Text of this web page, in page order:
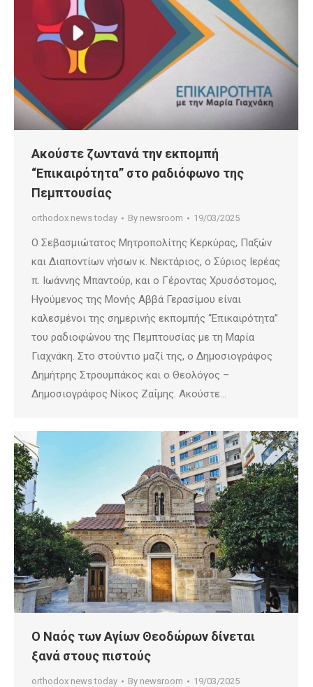
Ακούστε ζωντανά την εκπομπή
“Επικαιρότητα” στο ραδιόφωνο της
Πεμπτουσίας
orthodox news today By newsroom 19/03/2025
Ο Σεβασμιώτατος Μητροπολίτης Κερκύρας, Παξών
και Διαποντίων νήσων κ. Νεκτάριος, ο Σύριος Ιερέας
π. Ιωάννης Μπαντούρ, και ο Γέροντας Χρυσόστομος,
Ηγούμενος της Μονής Αββά Γερασίμου είναι
καλεσμένοι της σημερινής εκπομπής “Επικαιρότητα”
του ραδιοφώνου της Πεμπτουσίας με τη Μαρία
Γιαχνάκη. Στο στούντιο μαζί της, ο Δημοσιογράφος
Δημήτρης Στρουμπάκος και ο Θεολόγος –
Δημοσιογράφος Νίκος Ζαΐμης. Ακούστε…
Ο Ναός των Αγίων Θεοδώρων δίνεται
ξανά στους πιστούς
orthodox news today By newsroom 19/03/2025